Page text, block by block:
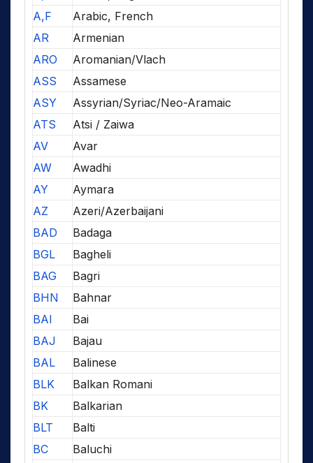
A,F
Arabic, French
AR
Armenian
ARO
Aromanian/Vlach
ASS
Assamese
ASY
Assyrian/Syriac/Neo-Aramaic
ATS
Atsi / Zaiwa
AV
Avar
AW
Awadhi
AY
Aymara
AZ
Azeri/Azerbaijani
BAD
Badaga
BGL
Bagheli
BAG
Bagri
BHN
Bahnar
BAI
Bai
BAJ
Bajau
BAL
Balinese
BLK
Balkan Romani
BK
Balkarian
BLT
Balti
BC
Baluchi